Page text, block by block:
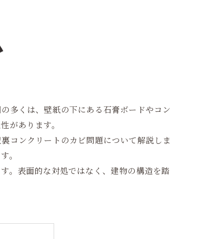
多くは、壁紙の下にある石膏ボードやコン
があります。
コンクリートのカビ問題について解説しま
。
。表面的な対処ではなく、建物の構造を踏